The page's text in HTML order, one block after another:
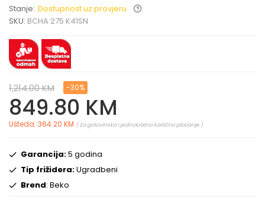
Stanje: Dostupnost uz provjeru
SKU: BCHA 275 K41SN
1,214.00 KM -30%
849.80 KM
Ušteda: 364.20 KM ( Za gotovinsko i jednokratno kartično plaćanje )
Garancija:5 godina
Tip frižidera:Ugradbeni
Brend: Beko